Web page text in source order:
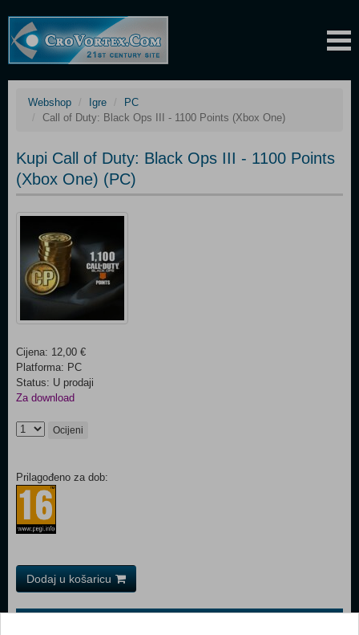
Webshop Igre
PC
Call of Duty: Black Ops III - 1100 Points (Xbox One)
Kupi Call of Duty: Black Ops III - 1100 Points
(Xbox One) (PC)
Cijena: 12,00 €
Platforma: PC
Status: U prodaji
Za download
Ocijeni
Prilagođeno za dob:
Dodaj u košaricu